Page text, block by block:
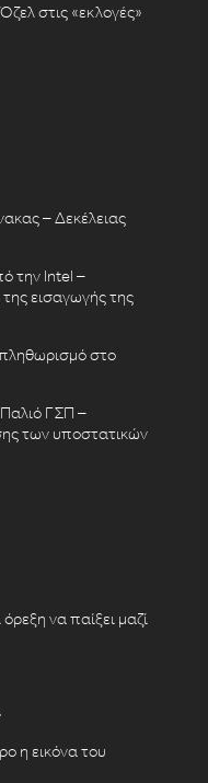
στις «εκλογές»
– Δεκέλειας
την Intel –
εισαγωγής της
στο
ΓΣΠ –
των υποστατικών
να παίξει μαζί
η εικόνα του